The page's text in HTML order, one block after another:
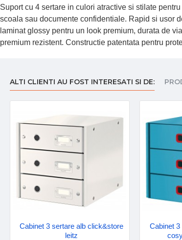
Suport cu 4 sertare in culori atractive si stilate
scoala sau documente confidentiale. Rapid si usor
laminat glossy pentru un look premium, durata de
premium rezistent. Constructie patentata pentru
ALTI CLIENTI AU FOST INTERESATI SI DE:
Cabinet 3 sertare alb click&store
leitz
Cabinet